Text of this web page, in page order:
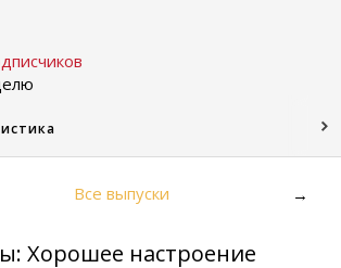
Все выпуски →
Хорошее настроение